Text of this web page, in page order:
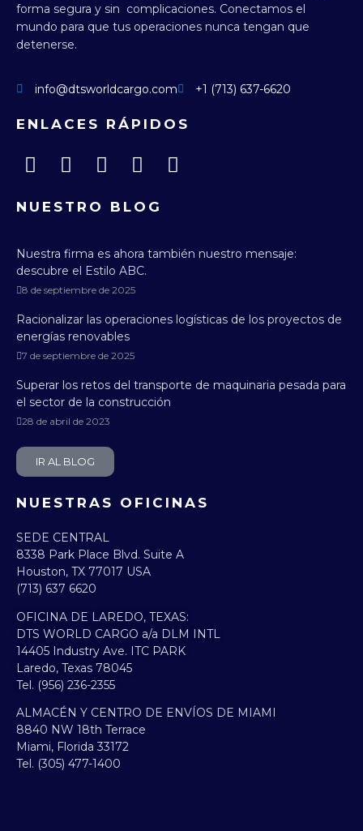
forma segura y sin complicaciones. Conectamos el
mundo para que tus operaciones nunca tengan que
detenerse.
info@dtsworldcargo.com +1 (713) 637-6620
ENLACES RÁPIDOS
NUESTRO BLOG
Nuestra firma es ahora también nuestro mensaje:
descubre el Estilo ABC.
8 de septiembre de 2025
Racionalizar las operaciones logísticas de los proyectos de
energías renovables
7 de septiembre de 2025
Superar los retos del transporte de maquinaria pesada para
el sector de la construcción
28 de abril de 2023
IR AL BLOG
NUESTRAS OFICINAS
SEDE CENTRAL
8338 Park Place Blvd. Suite A
Houston, TX 77017 USA
(713) 637 6620
OFICINA DE LAREDO, TEXAS:​
DTS WORLD CARGO a/a DLM INTL
14405 Industry Ave. ITC PARK
Laredo, Texas 78045
Tel. (956) 236-2355
ALMACÉN Y CENTRO DE ENVÍOS DE MIAMI
8840 NW 18th Terrace
Miami, Florida 33172
Tel. (305) 477-1400